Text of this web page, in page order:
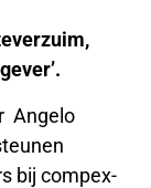
Angelo
bij compex-